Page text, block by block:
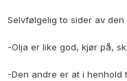
Selvfølgelig to sider av den
-Olja er like god, kjør på,
-Den andre er at i henhold